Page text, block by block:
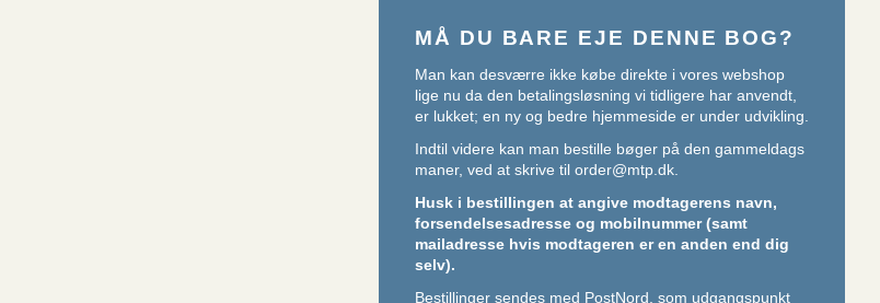
MÅ DU BARE EJE DENNE BOG?
Man kan desværre ikke købe direkte i vores webshop
lige nu da den betalingsløsning vi tidligere har anvendt,
er lukket; en ny og bedre hjemmeside er under udvikling.
Indtil videre kan man bestille bøger på den gammeldags
maner, ved at skrive til order@mtp.dk.
Husk i bestillingen at angive modtagerens navn,
forsendelsesadresse og mobilnummer (samt
mailadresse hvis modtageren er en anden end dig
selv).
Bestillinger sendes med PostNord, som udgangspunkt